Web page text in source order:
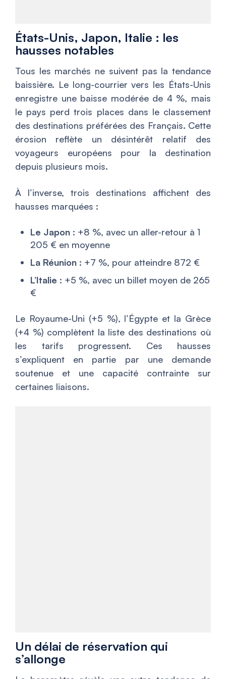
États-Unis, Japon, Italie : les
hausses notables
Tous les marchés ne suivent pas la tendance
baissière. Le long-courrier vers les États-Unis
enregistre une baisse modérée de 4 %, mais
le pays perd trois places dans le classement
des destinations préférées des Français. Cette
érosion reflète un désintérêt relatif des
voyageurs européens pour la destination
depuis plusieurs mois.
À l’inverse, trois destinations affichent des
hausses marquées :
Le Japon : +8 %, avec un aller-retour à 1
205 € en moyenne
La Réunion : +7 %, pour atteindre 872 €
L’Italie : +5 %, avec un billet moyen de 265
€
Le Royaume-Uni (+5 %), l’Égypte et la Grèce
(+4 %) complètent la liste des destinations où
les tarifs progressent. Ces hausses
s’expliquent en partie par une demande
soutenue et une capacité contrainte sur
certaines liaisons.
Un délai de réservation qui
s’allonge